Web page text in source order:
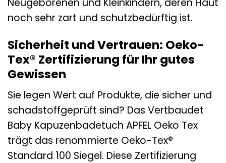
noch sehr zart und schutzbedürftig ist.
Sicherheit und Vertrauen: Oeko-
Tex® Zertifizierung für Ihr gutes
Gewissen
Sie legen Wert auf Produkte, die sicher und
schadstoffgeprüft sind? Das Vertbaudet
Baby Kapuzenbadetuch APFEL Oeko Tex
trägt das renommierte Oeko-Tex®
Standard 100 Siegel. Diese Zertifizierung